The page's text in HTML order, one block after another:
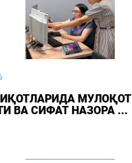
МУЛОҚОТ
ВА СИФАТ НАЗОРА ...